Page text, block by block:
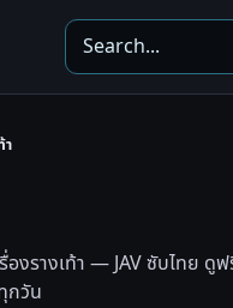
e
a
า
องรางเท้า — JAV ซับไทย ดู
กวัน